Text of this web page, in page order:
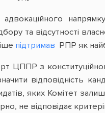
адвокаційного
та відсутності
підтримав РПР як
ЦППР з
відповідність
яких Комітет
не відповідає